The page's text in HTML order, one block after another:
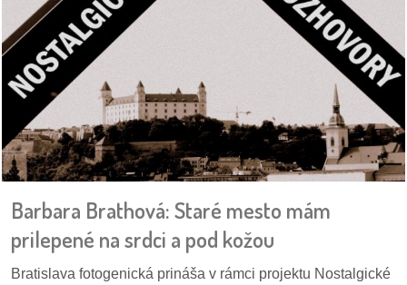
konania
pripomienkové
konania
dobrá
prax
práca
odkazy
petície
Barbara Brathová: Staré mesto mám
prilepené na srdci a pod kožou
Bratislava fotogenická prináša v rámci projektu Nostalgické